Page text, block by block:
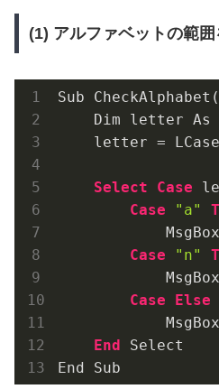
(1) アルファベットの範囲
Sub
    Dim letter As
letter =
Select Case
Case
"a"
Case
"n"
Case
Else
End Select
End Sub